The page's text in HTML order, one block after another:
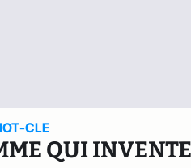
CLE
QUI